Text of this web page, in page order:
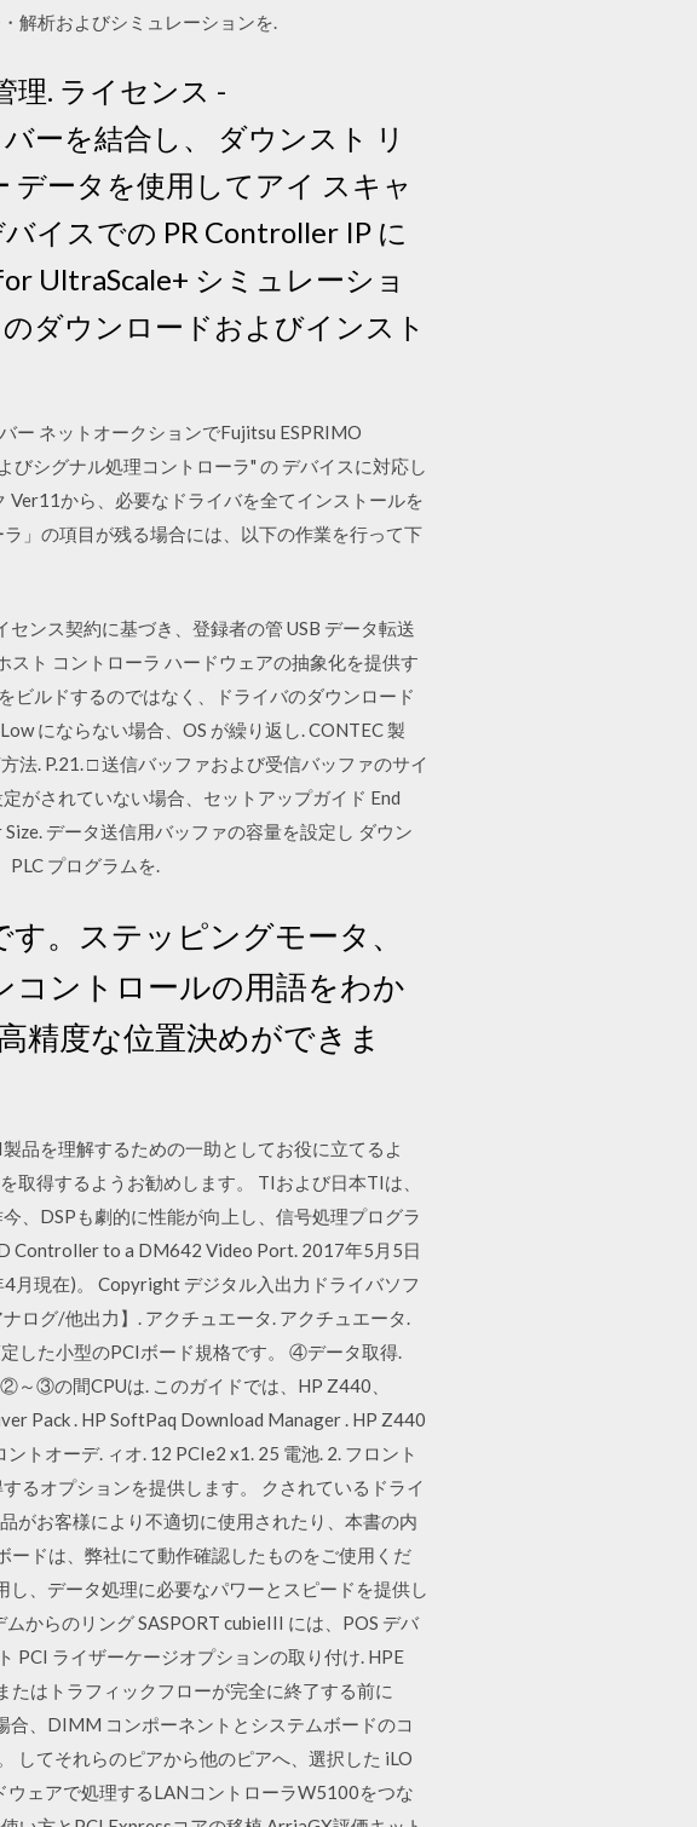
解析およびシミュレーションを.
理. ライセンス -
ーを結合し、 ダウンスト リ
データを使用してアイ スキャ
イスでの PR Controller IP に
UltraScale+ シミュレーショ
ダウンロードおよびインスト
ー ネットオークションでFujitsu ESPRIMO
シグナル処理コントローラ" の デバイスに対応し
から、必要なドライバを全てインストールを
」の項目が残る場合には、以下の作業を行って下
ンス契約に基づき、登録者の管 USB データ転送
スト コントローラ ハードウェアの抽象化を提供す
ビルドするのではなく、ドライバのダウンロード
にならない場合、OS が繰り返し. CONTEC 製
法. P.21. □ 送信バッファおよび受信バッファのサイ
がされていない場合、セットアップガイド End
データ送信用バッファの容量を設定し ダウン
プログラムを.
。ステッピングモータ、
コントロールの用語をわか
精度な位置決めができま
品を理解するための一助としてお役に立てるよ
取得するようお勧めします。 TIおよび日本TIは、
、DSPも劇的に性能が向上し、信号処理プログラ
Controller to a DM642 Video Port. 2017年5月5日
月現在)。 Copyright デジタル入出力ドライバソフ
ログ/他出力】. アクチュエータ. アクチュエータ.
した小型のPCIボード規格です。 ④データ取得.
③の間CPUは. このガイドでは、HP Z440、
Pack . HP SoftPaq Download Manager . HP Z440
トオーデ. ィオ. 12 PCIe2 x1. 25 電池. 2. フロント
るオプションを提供します。 クされているドライ
がお客様により不適切に使用されたり、本書の内
ードは、弊社にて動作確認したものをご使用くだ
、データ処理に必要なパワーとスピードを提供し
からのリング SASPORT cubieIII には、POS デバ
PCI ライザーケージオプションの取り付け. HPE
はトラフィックフローが完全に終了する前に
合、DIMM コンポーネントとシステムボードのコ
してそれらのピアから他のピアへ、選択した iLO
ェアで処理するLANコントローラW5100をつな